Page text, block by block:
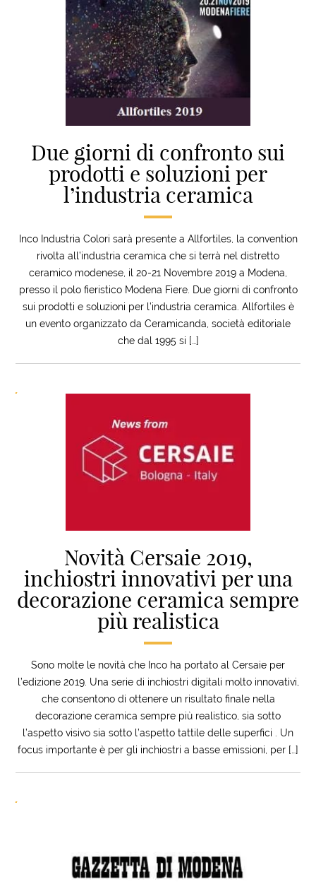
Due giorni di confronto sui
prodotti e soluzioni per
l’industria ceramica
Inco Industria Colori sarà presente a Allfortiles, la convention
rivolta all’industria ceramica che si terrà nel distretto
ceramico modenese, il 20-21 Novembre 2019 a Modena,
presso il polo fieristico Modena Fiere. Due giorni di confronto
sui prodotti e soluzioni per l’industria ceramica. Allfortiles è
un evento organizzato da Ceramicanda, società editoriale
che dal 1995 si […]
Novità Cersaie 2019,
inchiostri innovativi per una
decorazione ceramica sempre
più realistica
Sono molte le novità che Inco ha portato al Cersaie per
l’edizione 2019. Una serie di inchiostri digitali molto innovativi,
che consentono di ottenere un risultato finale nella
decorazione ceramica sempre più realistico, sia sotto
l’aspetto visivo sia sotto l’aspetto tattile delle superfici . Un
focus importante è per gli inchiostri a basse emissioni, per […]